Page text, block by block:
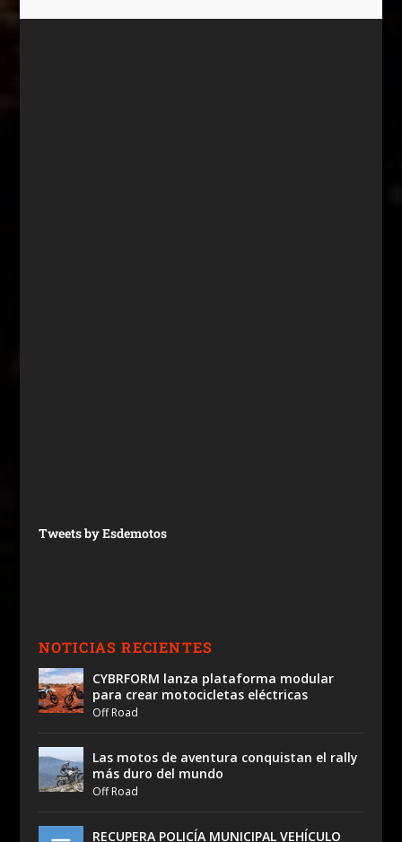
Tweets by Esdemotos
NOTICIAS RECIENTES
CYBRFORM lanza plataforma modular
para crear motocicletas eléctricas
Off Road
Las motos de aventura conquistan el rally
más duro del mundo
Off Road
RECUPERA POLICÍA MUNICIPAL VEHÍCULO